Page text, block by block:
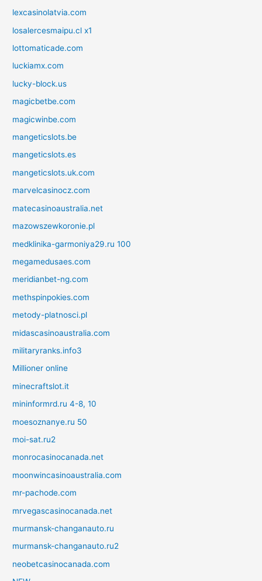
lexcasinolatvia.com
losalercesmaipu.cl x1
lottomaticade.com
luckiamx.com
lucky-block.us
magicbetbe.com
magicwinbe.com
mangeticslots.be
mangeticslots.es
mangeticslots.uk.com
marvelcasinocz.com
matecasinoaustralia.net
mazowszewkoronie.pl
medklinika-garmoniya29.ru 100
megamedusaes.com
meridianbet-ng.com
methspinpokies.com
metody-platnosci.pl
midascasinoaustralia.com
militaryranks.info3
Millioner online
minecraftslot.it
mininformrd.ru 4-8, 10
moesoznanye.ru 50
moi-sat.ru2
monrocasinocanada.net
moonwincasinoaustralia.com
mr-pachode.com
mrvegascasinocanada.net
murmansk-changanauto.ru
murmansk-changanauto.ru2
neobetcasinocanada.com